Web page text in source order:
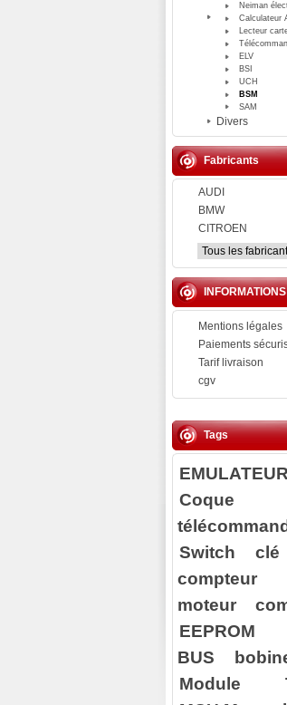
Neiman
Calculateur
Lecteur
ELV
BSI
UCH
BSM
SAM
Divers
Fabricants
AUDI
BMW
CITROEN
INFORMATIONS
Mentions légales
Paiements
Tarif livraison
cgv
Tags
EMULATEUR
Coque
Switch clé
compteur
moteur
EEPROM
BUS
Module